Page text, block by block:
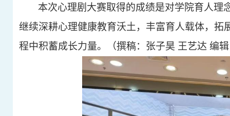
本次心理剧大赛取得的成绩是对学院育人理
继续深耕心理健康教育沃土，丰富育人载体，
程中积蓄成长力量。（撰稿：张子昊 王艺达 编